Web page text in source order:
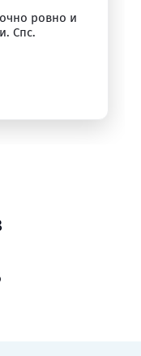
ровно и
Спс.